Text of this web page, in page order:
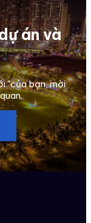
án và
"của bạn, mời